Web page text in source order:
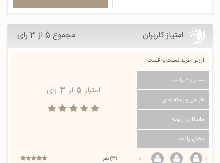
امتیاز کاربران مجموع 5 از 3 رای
ارزش خرید نسبت به قیمت
محبوبیت رایحه
طراحی و بسته بندی
ماندگاری رایحه
پخش رایحه
امتیاز 5 از 3 رای
(3) نفر